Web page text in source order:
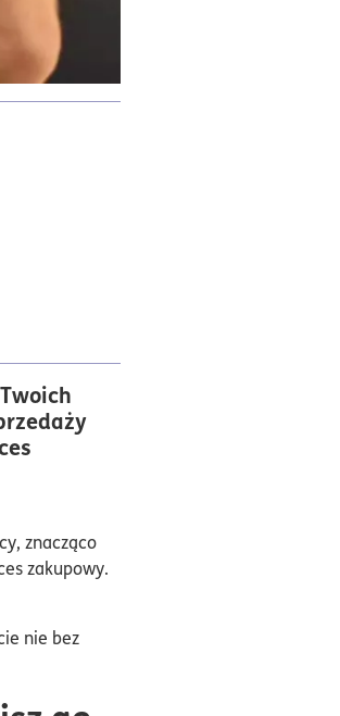
znacząco
zakupowy.
nie bez